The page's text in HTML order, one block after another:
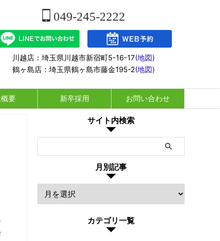
049-245-2222
川越店：埼玉県川越市新宿町5-16-17(地図)
鶴ヶ島店：埼玉県鶴ヶ島市藤金195-2(地図)
要 新卒採用 お問い合わせ
サイト内検索
月別記事
カテゴリ一覧